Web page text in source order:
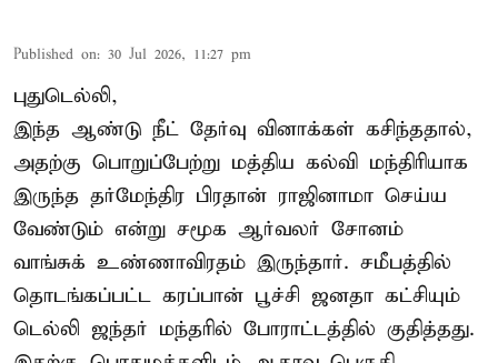
Published on: 30 Jul 2026, 11:27 pm
புதுடெல்லி,
இந்த ஆண்டு நீட் தேர்வு வினாக்கள் கசிந்ததால்,
அதற்கு பொறுப்பேற்று மத்திய கல்வி மந்திரியாக
இருந்த தர்மேந்திர பிரதான் ராஜினாமா செய்ய
வேண்டும் என்று சமூக ஆர்வலர் சோனம்
வாங்சுக் உண்ணாவிரதம் இருந்தார். சமீபத்தில்
தொடங்கப்பட்ட கரப்பான் பூச்சி ஜனதா கட்சியும்
டெல்லி ஜந்தர் மந்தரில் போராட்டத்தில் குதித்தது.